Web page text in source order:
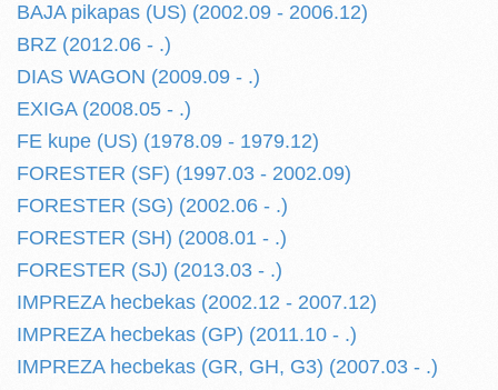
BAJA pikapas (US) (2002.09 - 2006.12)
BRZ (2012.06 - .)
DIAS WAGON (2009.09 - .)
EXIGA (2008.05 - .)
FE kupe (US) (1978.09 - 1979.12)
FORESTER (SF) (1997.03 - 2002.09)
FORESTER (SG) (2002.06 - .)
FORESTER (SH) (2008.01 - .)
FORESTER (SJ) (2013.03 - .)
IMPREZA hecbekas (2002.12 - 2007.12)
IMPREZA hecbekas (GP) (2011.10 - .)
IMPREZA hecbekas (GR, GH, G3) (2007.03 - .)